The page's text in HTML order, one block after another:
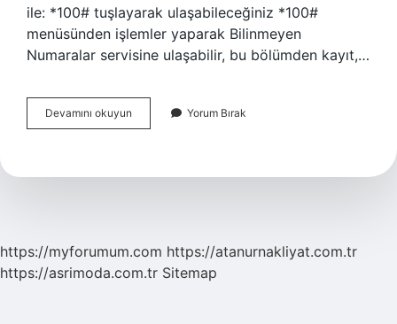
ile: *100# tuşlayarak ulaşabileceğiniz *100#
menüsünden işlemler yaparak Bilinmeyen
Numaralar servisine ulaşabilir, bu bölümden kayıt,…
Devamını okuyun
Numaradan
Nasıl
Yorum Bırak
https://myforumum.com https://atanurnakliyat.com.tr
https://asrimoda.com.tr Sitemap